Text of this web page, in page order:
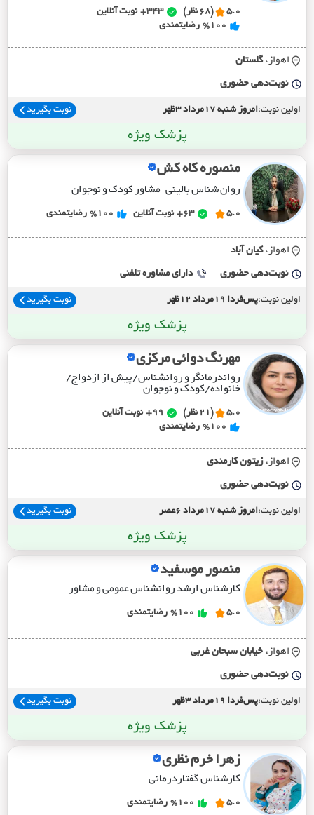
5.0 (68 نظر) 343+
نوبت آنلاین
%100 رضایتمندی
اهواز، گلستان
نوبت‌دهی حضوری
اولین نوبت:امروز شنبه 17مرداد 3ظهر نوبت بگیرید
پزشک ویژه
منصوره کاه کش
روان شناس بالینی | مشاور کودک و نوجوان
5.0
63+ نوبت آنلاین %100 رضایتمندی
اهواز، کيان آباد
نوبت‌دهی حضوری دارای مشاوره تلفنی
اولین نوبت:پس‌فردا 19مرداد 12ظهر نوبت بگیرید
پزشک ویژه
مهرنگ دوائی مرکزی
رواندرمانگر و روانشناس/پیش از ازدواج/
خانواده/کودک و نوجوان
5.0 (21 نظر) 99+
نوبت آنلاین
%100 رضایتمندی
اهواز، زيتون کارمندي
نوبت‌دهی حضوری
اولین نوبت:امروز شنبه 17مرداد 6عصر نوبت بگیرید
پزشک ویژه
منصور موسفید
کارشناس ارشد روانشناس عمومی و مشاور
5.0
%100 رضایتمندی
اهواز، خيابان سبحان غربي
نوبت‌دهی حضوری
اولین نوبت:پس‌فردا 19مرداد 3ظهر نوبت بگیرید
پزشک ویژه
زهرا خرم نظری
کارشناس گفتاردرمانی
5.0
%100 رضایتمندی